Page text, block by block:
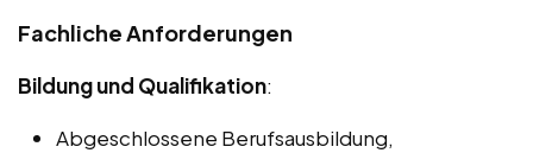
Fachliche Anforderungen
Bildung und Qualifikation:
Abgeschlossene Berufsausbildung,